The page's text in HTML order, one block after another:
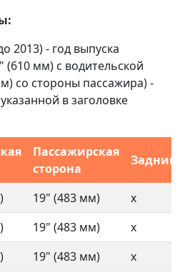
2013) - год выпуска
(610 мм) с водительской
со стороны пассажира) -
в заголовке
Пассажирская
сторона
Задний
19" (483 мм)
x
19" (483 мм)
x
19" (483 мм)
x